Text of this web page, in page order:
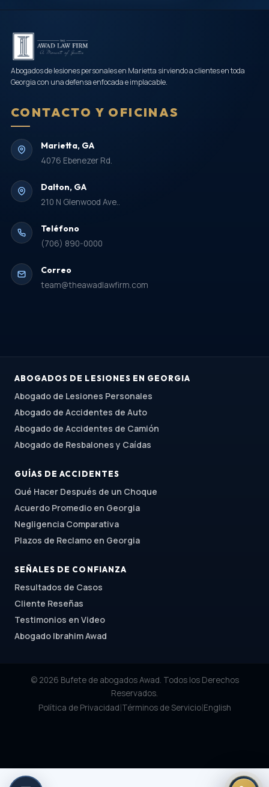
Abogados de lesiones personales en Marietta sirviendo a clientes en toda
Georgia con una defensa enfocada e implacable.
CONTACTO Y OFICINAS
Marietta, GA
4076 Ebenezer Rd.
Dalton, GA
210 N Glenwood Ave..
Teléfono
(706) 890-0000
Correo
team@theawadlawfirm.com
ABOGADOS DE LESIONES EN GEORGIA
Abogado de Lesiones Personales
Abogado de Accidentes de Auto
Abogado de Accidentes de Camión
Abogado de Resbalones y Caídas
GUÍAS DE ACCIDENTES
Qué Hacer Después de un Choque
Acuerdo Promedio en Georgia
Negligencia Comparativa
Plazos de Reclamo en Georgia
SEÑALES DE CONFIANZA
Resultados de Casos
Cliente Reseñas
Testimonios en Video
Abogado Ibrahim Awad
© 2026 Bufete de abogados Awad. Todos los Derechos
Reservados.
Política de Privacidad|Términos de Servicio|English